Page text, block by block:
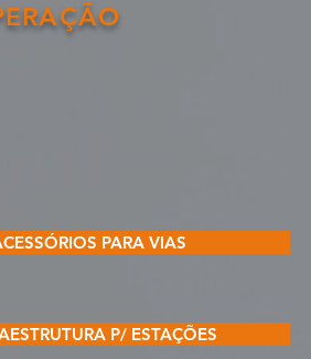
PARA VIAS
P/ ESTAÇÕES